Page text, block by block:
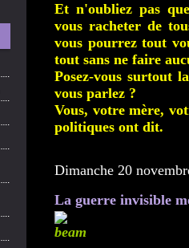
Et n'oubliez pas
vous racheter de
vous pourrez tout
tout sans ne faire
Posez-vous surtout
vous parlez ?
Vous, votre mère,
politiques ont dit.
Dimanche 20
La guerre invisible